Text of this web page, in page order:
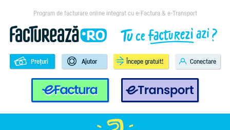
Program de facturare online integrat cu e-Factura & e-Transport
e-Factura e-Transport
Prețuri Ajutor Începe gratuit! Conectare